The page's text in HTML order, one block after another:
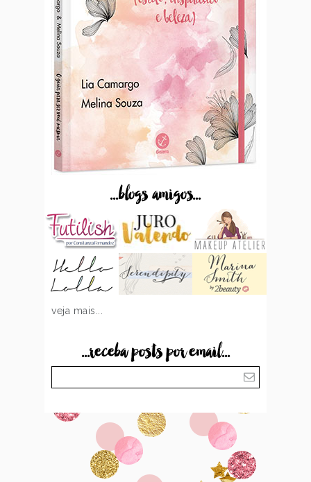
...blogs amigos...
veja mais...
...receba posts por email...